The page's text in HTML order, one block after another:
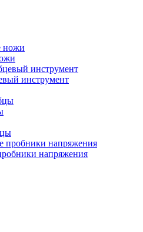
инструмент
напряжения